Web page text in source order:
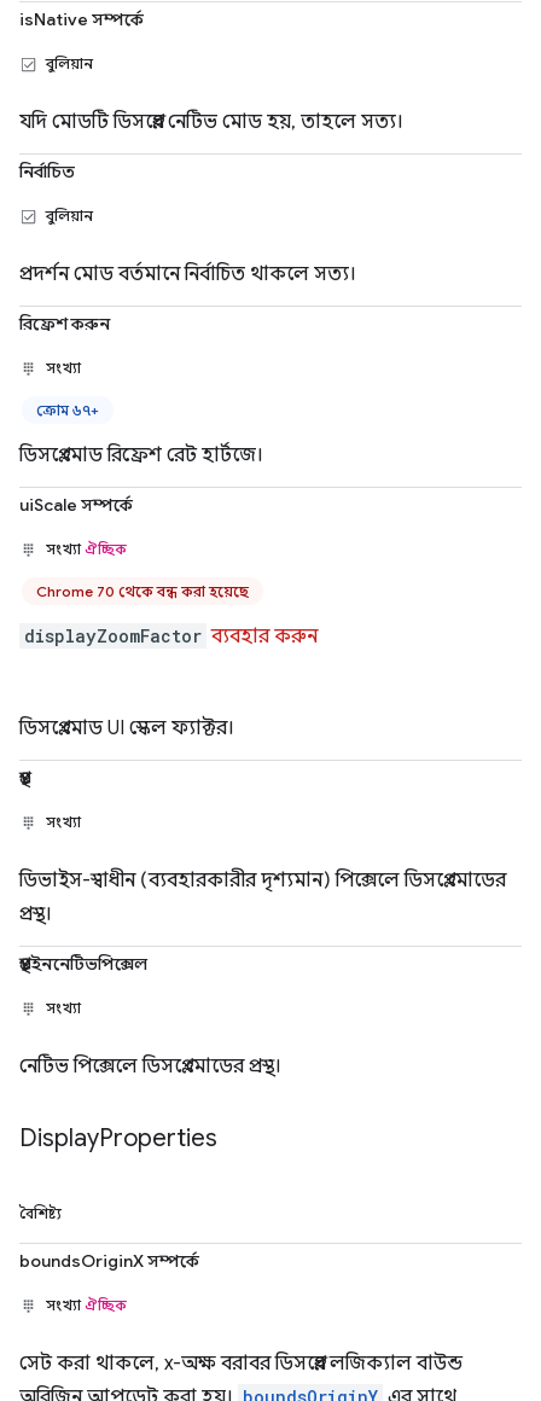
isNative সম্পর্কে
বুলিয়ান
যদি মোডটি ডিসপ্লের নেটিভ মোড হয়, তাহলে সত্য।
নির্বাচিত
বুলিয়ান
প্রদর্শন মোড বর্তমানে নির্বাচিত থাকলে সত্য।
রিফ্রেশ করুন
সংখ্যা
ক্রোম ৬৭+
ডিসপ্লে মোড রিফ্রেশ রেট হার্টজে।
uiScale সম্পর্কে
সংখ্যাঐচ্ছিক
Chrome 70 থেকে বন্ধ করা হয়েছে
displayZoomFactor ব্যবহার করুন
ডিসপ্লে মোড UI স্কেল ফ্যাক্টর।
প্রস্থ
সংখ্যা
ডিভাইস-স্বাধীন (ব্যবহারকারীর দৃশ্যমান) পিক্সেলে ডিসপ্লে মোডের
প্রস্থ।
প্রস্থইননেটিভপিক্সেল
সংখ্যা
নেটিভ পিক্সেলে ডিসপ্লে মোডের প্রস্থ।
DisplayProperties
বৈশিষ্ট্য
boundsOriginX সম্পর্কে
সংখ্যাঐচ্ছিক
সেট করা থাকলে, x-অক্ষ বরাবর ডিসপ্লের লজিক্যাল বাউন্ড